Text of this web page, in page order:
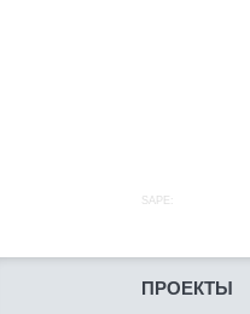
SAPE:
ПРОЕКТЫ